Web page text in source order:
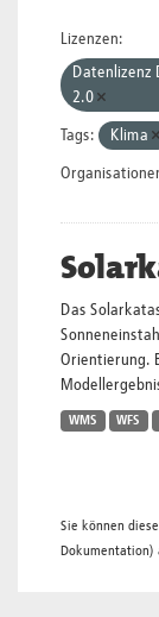
Lizenzen:
Datenlizenz
2.0
Tags: Klima
Das
Orientierung.
WMS WFS
Sie können
Dokumentation)